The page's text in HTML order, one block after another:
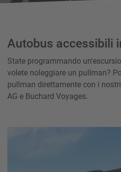
Autobus accessibili
State programmando
volete noleggiare un pullman?
pullman direttamente con i
AG e Buchard Voyages.